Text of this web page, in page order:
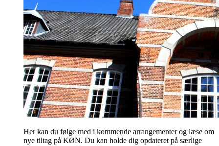
Her kan du følge med i kommende arrangementer og læse om
nye tiltag på KØN. Du kan holde dig opdateret på særlige